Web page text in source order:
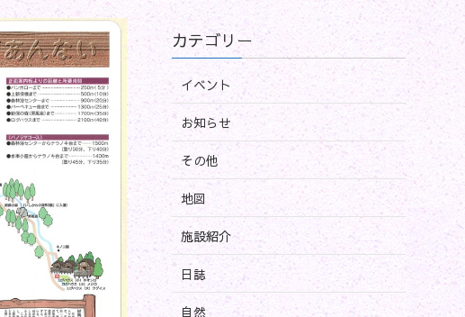
カテゴリー
イベント
お知らせ
その他
地図
施設紹介
日誌
自然